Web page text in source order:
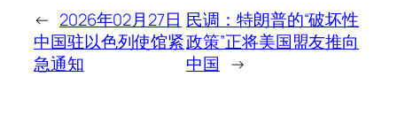
← 2026年02月27日
中国驻以色列使馆紧
急通知
民调：特朗普的“破坏性
政策”正将美国盟友推向
中国 →